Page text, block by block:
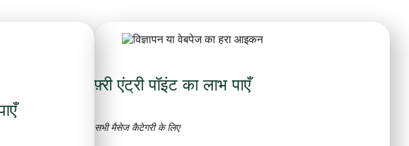
फ़्री एंट्री पॉइंट का लाभ पाएँ
सभी मैसेज कैटेगरी के लिए